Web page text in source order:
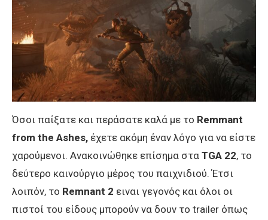
Όσοι παίξατε και περάσατε καλά με το Remmant
from the Ashes, έχετε ακόμη έναν λόγο για να είστε
χαρούμενοι. Ανακοινώθηκε επίσημα στα TGA 22, το
δεύτερο καινούργιο μέρος του παιχνιδιού. Έτσι
λοιπόν, το Remnant 2 ειναι γεγονός και όλοι οι
πιστοί του είδους μπορούν να δουν το trailer όπως